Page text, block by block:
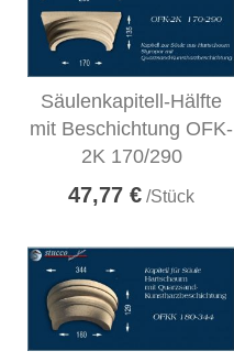
Säulenkapitell-Hälfte
mit Beschichtung OFK-
2K 170/290
47,77 € /Stück